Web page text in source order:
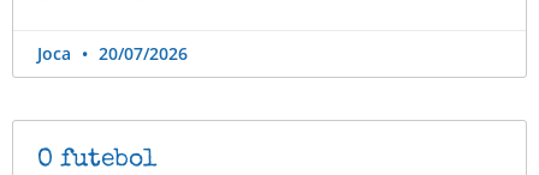
Joca 20/07/2026
O futebol